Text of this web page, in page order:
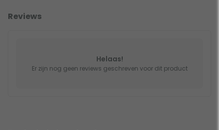
Reviews
Helaas!
Er zijn nog geen reviews geschreven voor dit product